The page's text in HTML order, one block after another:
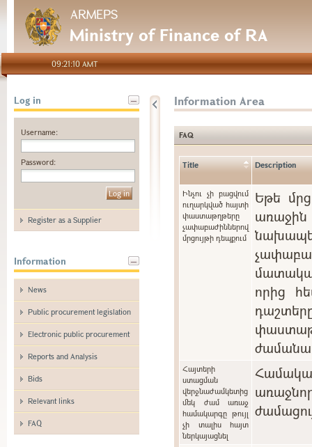
ARMEPS
Ministry of Finance of RA
09:21:10 AMT
Log in
Username:
Password:
Register as a Supplier
Information
News
Public procurement legislation
Electronic public procurement
Reports and Analysis
Bids
Relevant links
FAQ
Information Area
FAQ
Title Description
Ինչու չի բացվում
ուղարկված հայտի
փաստաթղթերը
չափաբաժիններով
մրցույթի դեպքում
Եթե
առաջին
որից
Հայտերի
ստացման
վերջնաժամկետից
մեկ ժամ առաջ
համակարգը թույլ
չի տալիս հայտ
ներկայացնել